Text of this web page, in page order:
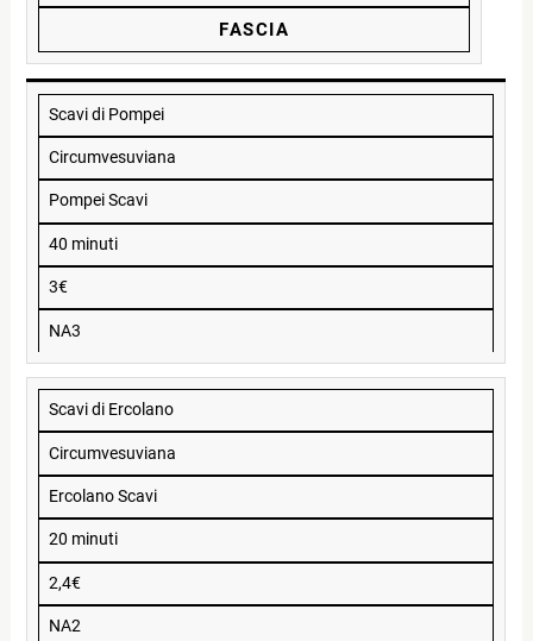
FASCIA
Scavi di Pompei
Circumvesuviana
Pompei Scavi
40 minuti
3€
NA3
Scavi di Ercolano
Circumvesuviana
Ercolano Scavi
20 minuti
2,4€
NA2